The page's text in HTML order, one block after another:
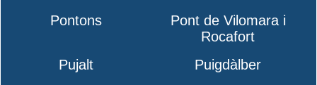
Pontons
Pont de Vilomara i
Rocafort
Pujalt
Puigdàlber